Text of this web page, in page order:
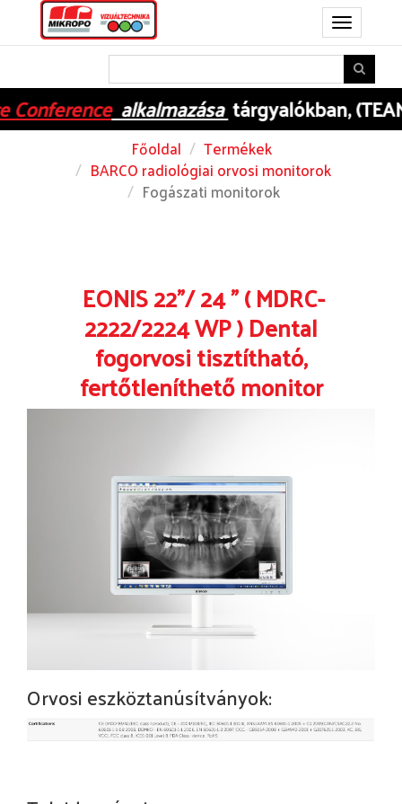
Toggle
navigation
alkalmazásatárgyalókban,
Főoldal
Termékek
BARCO radiológiai orvosi monitorok
Fogászati monitorok
EONIS 22"/ 24 " ( MDRC-
2222/2224 WP ) Dental
fogorvositisztítható,
fertőtleníthető monitor
Orvosi eszköztanúsítványok: